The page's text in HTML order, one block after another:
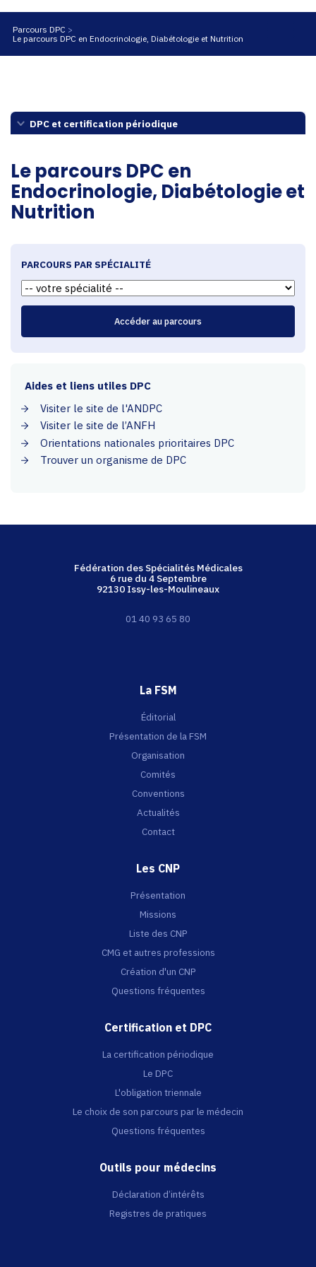
Parcours DPC
Le parcours DPC en Endocrinologie, Diabétologie et Nutrition
DPC et certification périodique
Le parcours DPC en
Endocrinologie, Diabétologie et
Nutrition
PARCOURS PAR SPÉCIALITÉ
Aides et liens utiles DPC
Visiter le site de l'ANDPC
Visiter le site de l’ANFH
Orientations nationales prioritaires DPC
Trouver un organisme de DPC
Fédération des Spécialités Médicales
6 rue du 4 Septembre
92130 Issy-les-Moulineaux
01 40 93 65 80
La FSM
Éditorial
Présentation de la FSM
Organisation
Comités
Conventions
Actualités
Contact
Les CNP
Présentation
Missions
Liste des CNP
CMG et autres professions
Création d'un CNP
Questions fréquentes
Certification et DPC
La certification périodique
Le DPC
L'obligation triennale
Le choix de son parcours par le médecin
Questions fréquentes
Outils pour médecins
Déclaration d’intérêts
Registres de pratiques